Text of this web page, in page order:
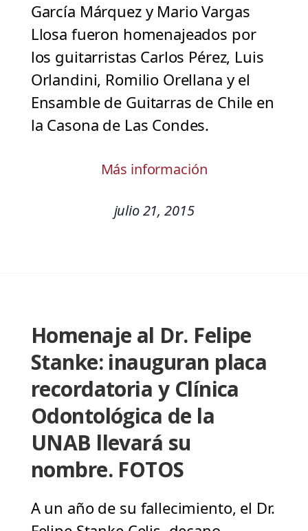
García Márquez y Mario Vargas
Llosa fueron homenajeados por
los guitarristas Carlos Pérez, Luis
Orlandini, Romilio Orellana y el
Ensamble de Guitarras de Chile en
la Casona de Las Condes.
Más información
julio 21, 2015
Homenaje al Dr. Felipe
Stanke: inauguran placa
recordatoria y Clínica
Odontológica de la
UNAB llevará su
nombre. FOTOS
A un año de su fallecimiento, el Dr.